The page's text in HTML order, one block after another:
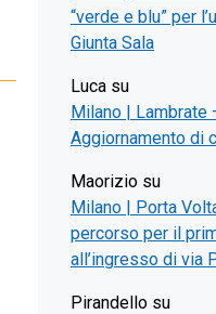
“verde e blu” per
Giunta Sala
Luca su
Milano | Lambrate
Aggiornamento di
Maorizio su
Milano | Porta
percorso per il
all’ingresso di via
Pirandello su